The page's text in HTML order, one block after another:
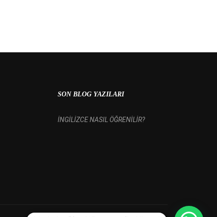
SON BLOG YAZILARI
İNGİLİZCE NASIL ÖĞRENİLİR?